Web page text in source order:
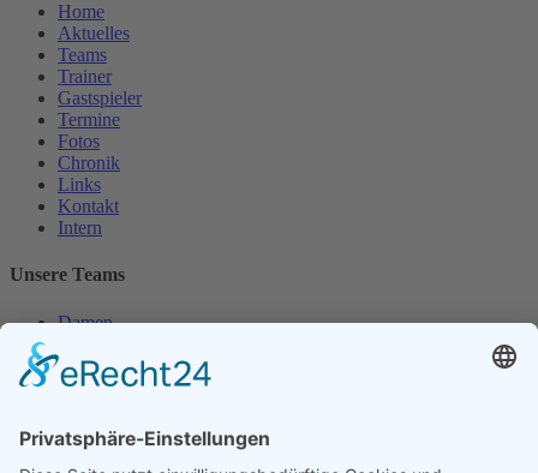
Home
Aktuelles
Teams
Trainer
Gastspieler
Termine
Fotos
Chronik
Links
Kontakt
Intern
Unsere Teams
Damen
Herren
Herren 30
Unsere Jugend